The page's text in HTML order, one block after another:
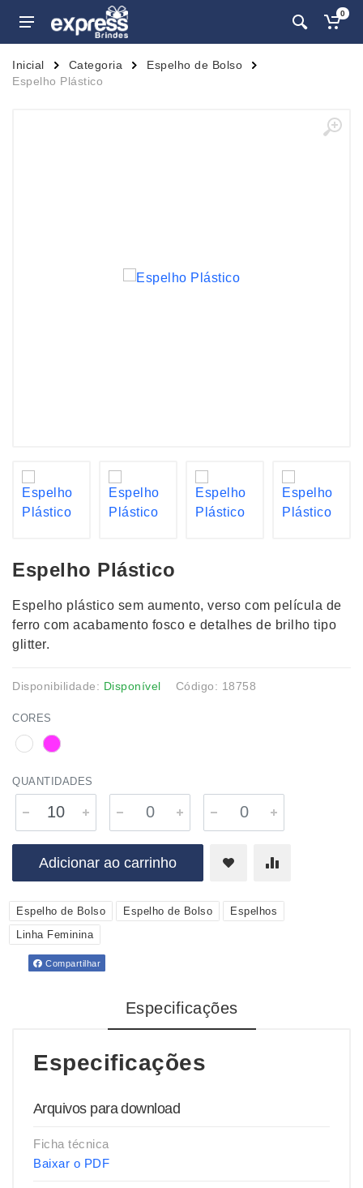
0
Inicial Categoria
Espelho de Bolso
Espelho Plástico
Espelho Plástico
Espelho plástico sem aumento, verso com película de
ferro com acabamento fosco e detalhes de brilho tipo
glitter.
Disponibilidade: Disponível Código: 18758
CORES
QUANTIDADES
Adicionar ao carrinho
Espelho de Bolso Espelho de Bolso
Espelhos
Linha Feminina
Compartilhar
Especificações
Especificações
Arquivos para download
Ficha técnica
Baixar o PDF